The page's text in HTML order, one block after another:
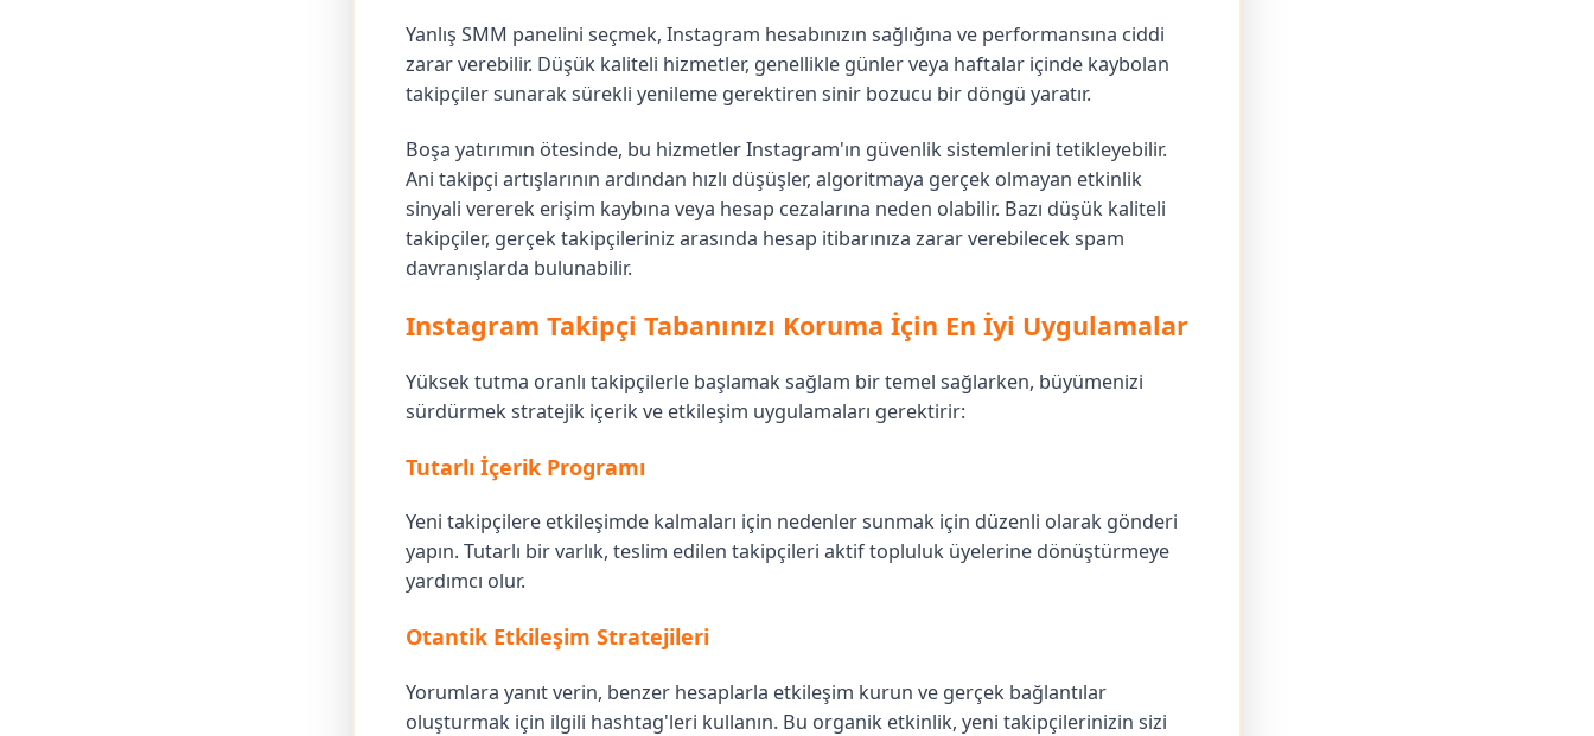
Yanlış SMM panelini seçmek, Instagram hesabınızın sağlığına ve performansına ciddi
zarar verebilir. Düşük kaliteli hizmetler, genellikle günler veya haftalar içinde kaybolan
takipçiler sunarak sürekli yenileme gerektiren sinir bozucu bir döngü yaratır.
Boşa yatırımın ötesinde, bu hizmetler Instagram'ın güvenlik sistemlerini tetikleyebilir.
Ani takipçi artışlarının ardından hızlı düşüşler, algoritmaya gerçek olmayan etkinlik
sinyali vererek erişim kaybına veya hesap cezalarına neden olabilir. Bazı düşük kaliteli
takipçiler, gerçek takipçileriniz arasında hesap itibarınıza zarar verebilecek spam
davranışlarda bulunabilir.
Instagram Takipçi Tabanınızı Koruma İçin En İyi Uygulamalar
Yüksek tutma oranlı takipçilerle başlamak sağlam bir temel sağlarken, büyümenizi
sürdürmek stratejik içerik ve etkileşim uygulamaları gerektirir:
Tutarlı İçerik Programı
Yeni takipçilere etkileşimde kalmaları için nedenler sunmak için düzenli olarak gönderi
yapın. Tutarlı bir varlık, teslim edilen takipçileri aktif topluluk üyelerine dönüştürmeye
yardımcı olur.
Otantik Etkileşim Stratejileri
Yorumlara yanıt verin, benzer hesaplarla etkileşim kurun ve gerçek bağlantılar
oluşturmak için ilgili hashtag'leri kullanın. Bu organik etkinlik, yeni takipçilerinizin sizi